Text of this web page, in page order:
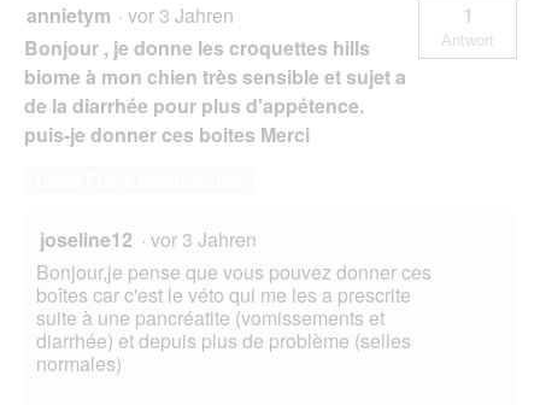
annietym · vor 3 Jahren
Bonjour , je donne les croquettes hills
biome à mon chien très sensible et sujet a
de la diarrhée pour plus d'appétence.
puis-je donner ces boites Merci
1
Antwort
joseline12 · vor 3 Jahren
Bonjour,je pense que vous pouvez donner ces
boîtes car c'est le véto qui me les a prescrite
suite à une pancréatite (vomissements et
diarrhée) et depuis plus de problème (selles
normales)